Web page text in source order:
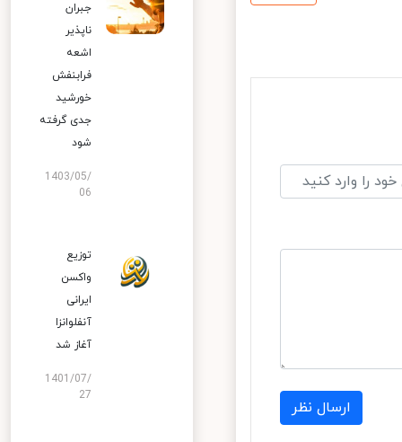
ارسال نظر
جبران
ناپذیر
اشعه
فرابنفش
خورشید
جدی گرفته
شود
1403/05/
06
توزیع
واکسن
ایرانی
آنفلوانزا
آغاز شد
1401/07/
27